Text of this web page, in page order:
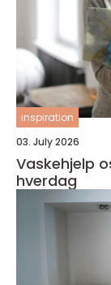
inspiration
03. July 2026
Vaskehjelp oslo slik får du en
hverdag